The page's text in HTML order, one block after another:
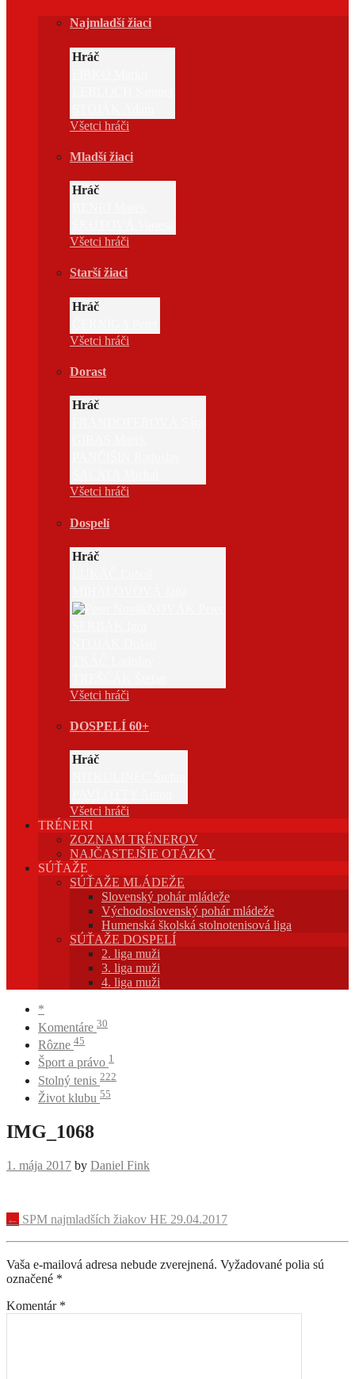
Najmladší žiaci
Hráč
Všetci hráči
Mladší žiaci
Hráč
Všetci hráči
Starší žiaci
Hráč
Všetci hráči
Dorast
Hráč
Všetci hráči
Dospelí
Hráč
Všetci hráči
DOSPELÍ 60+
Hráč
Všetci hráči
TRÉNERI
ZOZNAM TRÉNEROV
NAJČASTEJŠIE OTÁZKY
SÚŤAŽE
SÚŤAŽE MLÁDEŽE
Slovenský pohár mládeže
Východoslovenský pohár mládeže
Humenská školská stolnotenisová liga
SÚŤAŽE DOSPELÍ
2. liga muži
3. liga muži
4. liga muži
*
Komentáre 30
Rôzne 45
Šport a právo 1
Stolný tenis 222
Život klubu 55
IMG_1068
1. mája 2017 by Daniel Fink
Navigácia
príspevku
← SPM najmladších žiakov HE 29.04.2017
Vaša e-mailová adresa nebude zverejnená. Vyžadované polia sú
označené *
Komentár *